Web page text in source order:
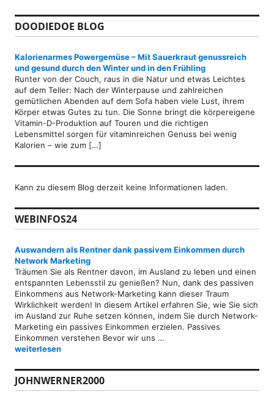
DOODIEDOE BLOG
Kalorienarmes Powergemüse – Mit Sauerkraut genussreich
und gesund durch den Winter und in den Frühling
Runter von der Couch, raus in die Natur und etwas Leichtes
auf dem Teller: Nach der Winterpause und zahlreichen
gemütlichen Abenden auf dem Sofa haben viele Lust, ihrem
Körper etwas Gutes zu tun. Die Sonne bringt die körpereigene
Vitamin-D-Produktion auf Touren und die richtigen
Lebensmittel sorgen für vitaminreichen Genuss bei wenig
Kalorien – wie zum […]
Kann zu diesem Blog derzeit keine Informationen laden.
WEBINFOS24
Auswandern als Rentner dank passivem Einkommen durch
Network Marketing
Träumen Sie als Rentner davon, im Ausland zu leben und einen
entspannten Lebensstil zu genießen? Nun, dank des passiven
Einkommens aus Network-Marketing kann dieser Traum
Wirklichkeit werden! In diesem Artikel erfahren Sie, wie Sie sich
im Ausland zur Ruhe setzen können, indem Sie durch Network-
Marketing ein passives Einkommen erzielen. Passives
Einkommen verstehen Bevor wir uns …
Auswandern als Rentner dank passivem Einkommen durch
weiterlesen
JOHNWERNER2000